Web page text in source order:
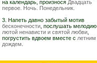
на календарь, произнося Двадцать
первое. Ночь. Понедельник.
3. Напеть давно забытый мотив
бесконечности , послушать мелодию
лютой ненависти и святой любви
погрустить вдвоем вместе с летним
дождем